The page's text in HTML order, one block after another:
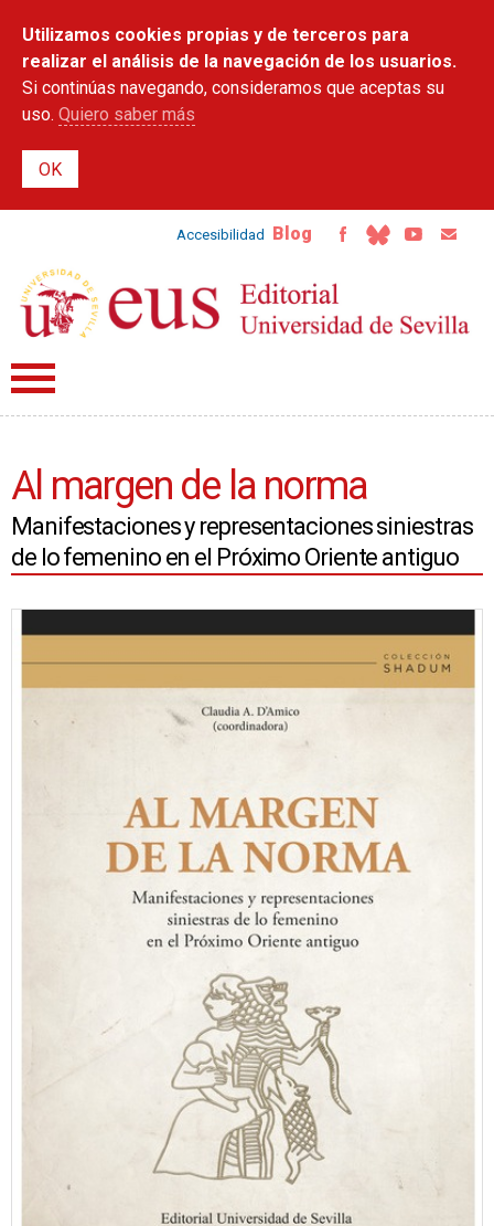
contenido
principal
Utilizamos cookies propias y de terceros para
realizar el análisis de la navegación de los usuarios.
Si continúas navegando, consideramos que aceptas su
uso. Quiero saber más
Accesibilidad Blog
Al margen de la norma
Manifestaciones y representaciones siniestras
de lo femenino en el Próximo Oriente antiguo